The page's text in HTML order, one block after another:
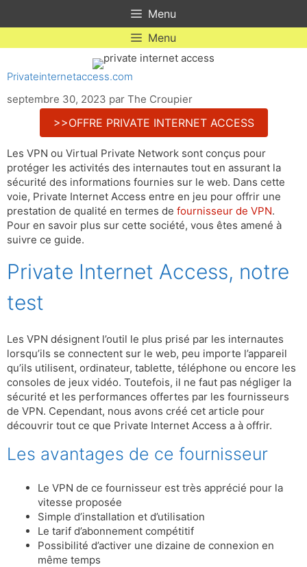
Menu
Menu
Privateinternetaccess.com
septembre 30, 2023 par The Croupier
>>OFFRE PRIVATE INTERNET ACCESS
Les VPN ou Virtual Private Network sont conçus pour
protéger les activités des internautes tout en assurant la
sécurité des informations fournies sur le web. Dans cette
voie, Private Internet Access entre en jeu pour offrir une
prestation de qualité en termes de fournisseur de VPN.
Pour en savoir plus sur cette société, vous êtes amené à
suivre ce guide.
Private Internet Access, notre
test
Les VPN désignent l’outil le plus prisé par les internautes
lorsqu’ils se connectent sur le web, peu importe l’appareil
qu’ils utilisent, ordinateur, tablette, téléphone ou encore les
consoles de jeux vidéo. Toutefois, il ne faut pas négliger la
sécurité et les performances offertes par les fournisseurs
de VPN. Cependant, nous avons créé cet article pour
découvrir tout ce que Private Internet Access a à offrir.
Les avantages de ce fournisseur
Le VPN de ce fournisseur est très apprécié pour la
vitesse proposée
Simple d’installation et d’utilisation
Le tarif d’abonnement compétitif
Possibilité d’activer une dizaine de connexion en
même temps